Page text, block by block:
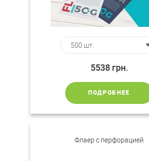
5538 грн.
ПОДРОБНЕЕ
Флаер с перфорацией